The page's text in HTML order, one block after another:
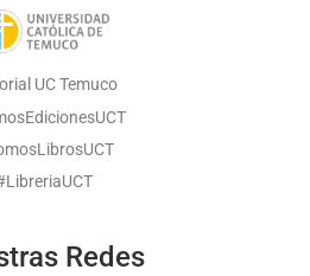
UC Temuco
Redes